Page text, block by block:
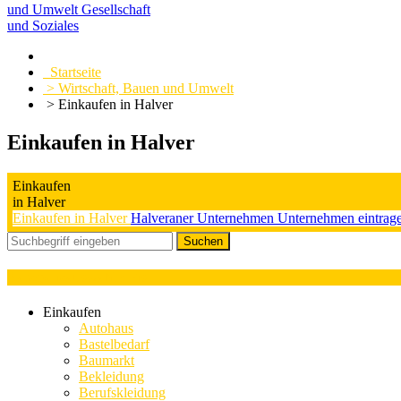
und Umwelt Gesellschaft
und Soziales
Startseite
> Wirtschaft, Bauen und Umwelt
> Einkaufen in Halver
Einkaufen in Halver
Einkaufen
in Halver
Einkaufen in HalverHalveraner Unternehmen Unternehmen
Einkaufen
Autohaus
Bastelbedarf
Baumarkt
Bekleidung
Berufskleidung